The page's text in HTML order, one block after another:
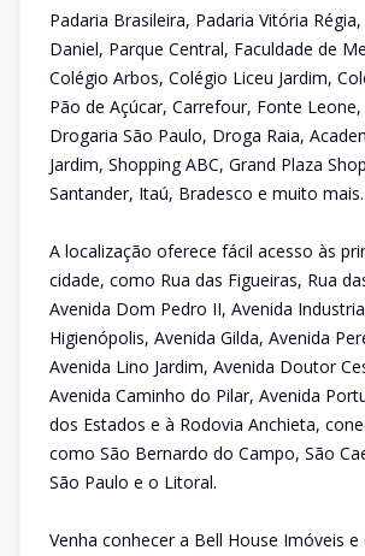
Padaria Brasileira, Padaria Vitória
Daniel, Parque Central, Faculdade de
Colégio Arbos, Colégio Liceu Jardim,
Pão de Açúcar, Carrefour, Fonte
Drogaria São Paulo, Droga Raia,
Jardim, Shopping ABC, Grand Plaza
Santander, Itaú, Bradesco e muito mais.
A localização oferece fácil acesso às
cidade, como Rua das Figueiras, Rua
Avenida Dom Pedro II, Avenida
Higienópolis, Avenida Gilda, Avenida
Avenida Lino Jardim, Avenida Doutor
Avenida Caminho do Pilar, Avenida
dos Estados e à Rodovia Anchieta,
como São Bernardo do Campo, São
São Paulo e o Litoral.
Venha conhecer a Bell House Imóveis